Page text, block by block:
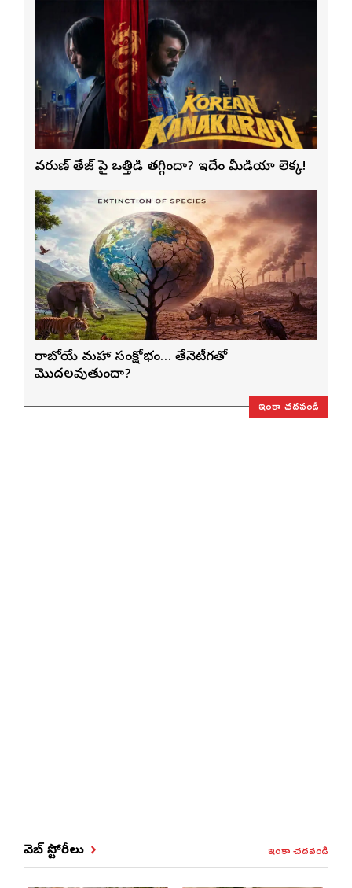
వరుణ్ తేజ్‌ పై ఒత్తిడి తగ్గిందా? ఇదేం మీడియా లెక్క!
రాబోయే మహా సంక్షోభం… తేనెటీగతో
మొదలవుతుందా?
ఇంకా చదవండి
వెబ్ స్టోరీలు ఇంకా చదవండి